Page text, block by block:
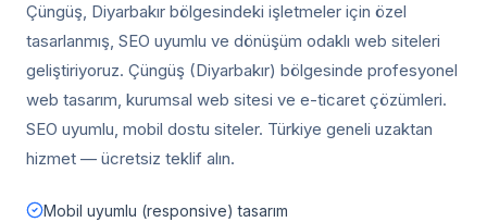
Çüngüş, Diyarbakır bölgesindeki işletmeler için özel
tasarlanmış, SEO uyumlu ve dönüşüm odaklı web siteleri
geliştiriyoruz. Çüngüş (Diyarbakır) bölgesinde profesyonel
web tasarım, kurumsal web sitesi ve e-ticaret çözümleri.
SEO uyumlu, mobil dostu siteler. Türkiye geneli uzaktan
hizmet — ücretsiz teklif alın.
Mobil uyumlu (responsive) tasarım